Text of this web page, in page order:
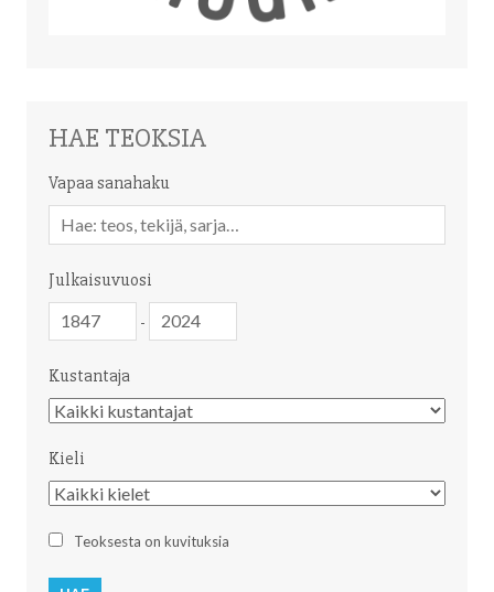
HAE TEOKSIA
Vapaa sanahaku
sanahaku
Julkaisuvuosi
-
Kustantaja
Kustantaja
Kieli
Kieli
Teoksesta on kuvituksia